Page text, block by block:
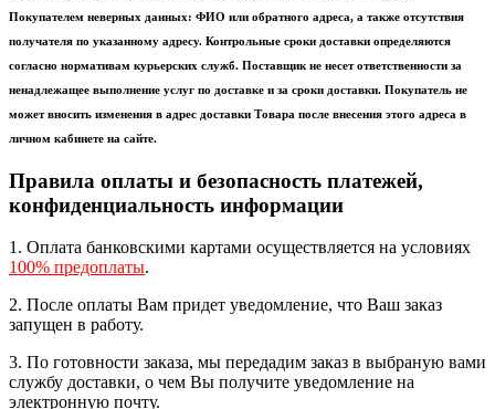
Покупателем неверных данных: ФИО или обратного адреса, а также отсутствия
получателя по указанному адресу. Контрольные сроки доставки определяются
согласно нормативам курьерских служб. Поставщик не несет ответственности за
ненадлежащее выполнение услуг по доставке и за сроки доставки. Покупатель не
может вносить изменения в адрес доставки Товара после внесения этого адреса в
личном кабинете на сайте.
Правила оплаты и безопасность платежей,
конфиденциальность информации
1. Оплата банковскими картами осуществляется на условиях
100% предоплаты.
2. После оплаты Вам придет уведомление, что Ваш заказ
запущен в работу.
3. По готовности заказа, мы передадим заказ в выбраную вами
службу доставки, о чем Вы получите уведомление на
электронную почту.